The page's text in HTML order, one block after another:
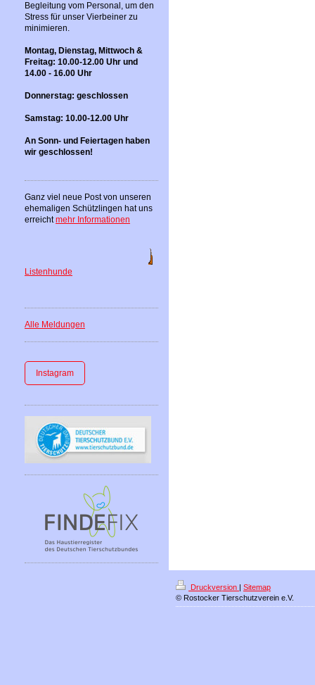
Begleitung vom Personal, um den
Stress für unser Vierbeiner zu
minimieren.
Montag, Dienstag, Mittwoch &
Freitag: 10.00-12.00 Uhr und
14.00 - 16.00 Uhr
Donnerstag: geschlossen
Samstag: 10.00-12.00 Uhr
An Sonn- und Feiertagen haben
wir geschlossen!
Ganz viel neue Post von unseren
ehemaligen Schützlingen hat uns
erreichtmehr Informationen
Listenhunde
Alle Meldungen
Instagram
Druckversion | Sitemap
© Rostocker Tierschutzverein e.V.